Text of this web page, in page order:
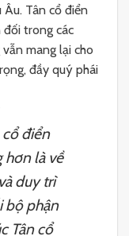
Tân cổ điển
đối trong các
mang lại cho
đầy quý phái
cổ điển
hơn là về
duy trì
bộ phận
Tân cổ